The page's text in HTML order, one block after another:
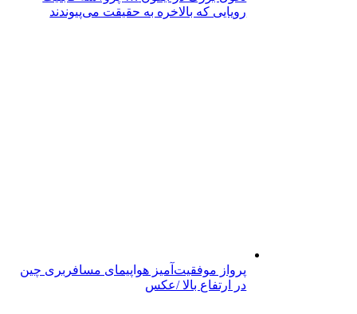
رویایی که بالاخره به حقیقت می‌پیوندند
پرواز موفقیت‌آمیز هواپیمای مسافربری چین
در ارتفاع بالا /عکس